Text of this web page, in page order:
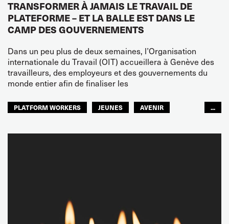
TRANSFORMER À JAMAIS LE TRAVAIL DE
PLATEFORME – ET LA BALLE EST DANS LE
CAMP DES GOUVERNEMENTS
Dans un peu plus de deux semaines, l’Organisation
internationale du Travail (OIT) accueillera à Genève des
travailleurs, des employeurs et des gouvernements du
monde entier afin de finaliser les
PLATFORM WORKERS JEUNES
AVENIR
...